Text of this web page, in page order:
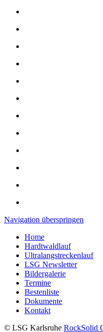
Navigation überspringen
Home
Hardtwaldlauf
Ultralangstreckenlauf
LSG Newsletter
Bildergalerie
Termine
Bestenliste
Dokumente
Kontakt
© LSG Karlsruhe RockSolid